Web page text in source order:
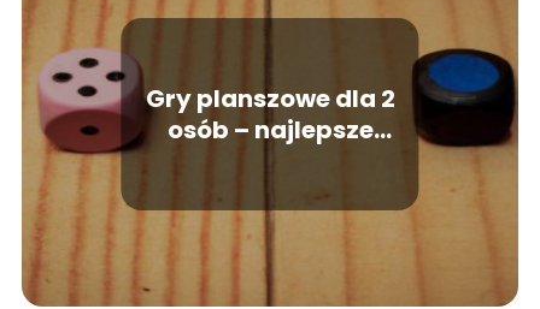
Gry planszowe dla 2
osób – najlepsze
propozycje do wspólnej
zabawy